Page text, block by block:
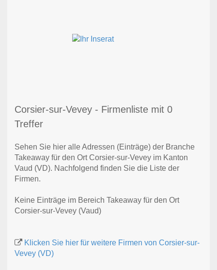
Corsier-sur-Vevey - Firmenliste mit 0
Treffer
Sehen Sie hier alle Adressen (Einträge) der Branche
Takeaway für den Ort Corsier-sur-Vevey im Kanton
Vaud (VD). Nachfolgend finden Sie die Liste der
Firmen.
Keine Einträge im Bereich Takeaway für den Ort
Corsier-sur-Vevey (Vaud)
Klicken Sie hier für weitere Firmen von Corsier-sur-
Vevey (VD)